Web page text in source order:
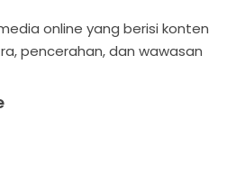
online yang berisi konten
pencerahan, dan wawasan